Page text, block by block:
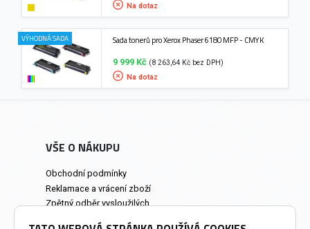
Na dotaz
VÝHODNÁ SADA Sada tonerů pro Xerox Phaser 6180 MFP - CMYK
9 999 Kč (8 263,64 Kč bez DPH)
Na dotaz
VŠE O NÁKUPU
Obchodní podmínky
Reklamace a vrácení zboží
Zpětný odběr vysloužilých